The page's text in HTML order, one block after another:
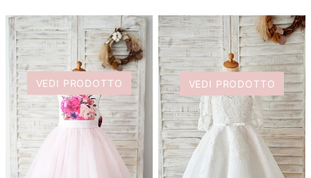
VEDI PRODOTTO VEDI PRODOTTO